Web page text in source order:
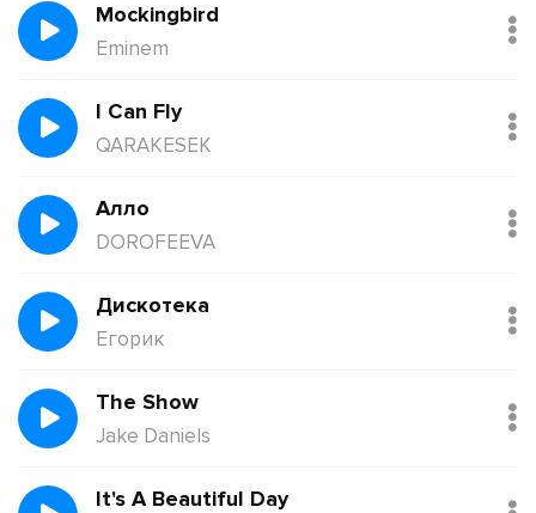
Mockingbird
Eminem
I Can Fly
QARAKESEK
Алло
DOROFEEVA
Дискотека
Егорик
The Show
Jake Daniels
It's A Beautiful Day